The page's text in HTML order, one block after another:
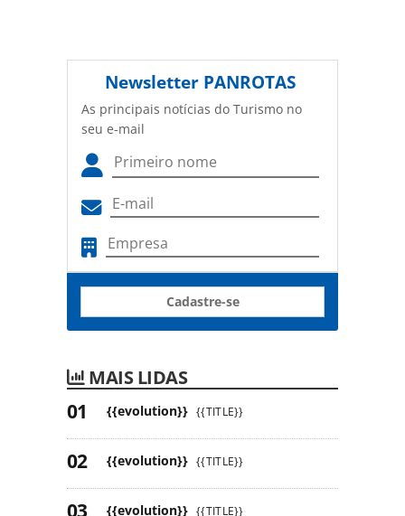
Newsletter PANROTAS
As principais notícias do Turismo no
seu e-mail
Cadastre-se
MAIS LIDAS
{{evolution}} {{TITLE}}
{{evolution}} {{TITLE}}
{{evolution}} {{TITLE}}